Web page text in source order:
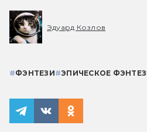
Эдуард Козлов
#ФЭНТЕЗИ#ЭПИЧЕСКОЕ